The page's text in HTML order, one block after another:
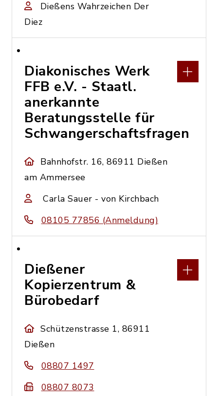
Dießens Wahrzeichen Der
Diez
Diakonisches Werk
FFB e.V. - Staatl.
anerkannte
Beratungsstelle für
Schwangerschaftsfragen
Bahnhofstr. 16, 86911 Dießen
am Ammersee
Carla Sauer - von Kirchbach
08105 77856 (Anmeldung)
Dießener
Kopierzentrum &
Bürobedarf
Schützenstrasse 1, 86911
Dießen
08807 1497
08807 8073